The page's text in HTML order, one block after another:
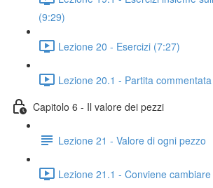
(9:29)
Lezione 20 - Esercizi (7:27)
Lezione 20.1 - Partita
Capitolo 6 - Il valore dei pezzi
Lezione 21 - Valore di ogni pezzo
Lezione 21.1 - Conviene